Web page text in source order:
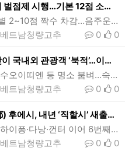
베트남, 운전면허 벌점제 시행…기본 12점 소진시 면허취소
- 위반사례 경중별 2~10점 짝수 차감…음주운전 등 고위험 최고 10점- 차종별 적용, 차감내역 1년간 없어야 원상회복…6개월뒤 필기·실기 재응시새해 첫날 베트남 교통경찰이 교통법규를 위반한 오토바이를 단속하고 있다. 베트남이 올해부터 시행하는 운전면허 벌점제는 차종별(A1, A2, B, C 등) 운전면허 소지자에게 12점을 부여한 뒤, 교통법규 위반 사례별로 점수를 짝수(최저 2점, 최고 10점) 차감하는 방식으로 운영된다. (사진=VnExpress/Gia Chinh)[인사이드비나=하노이, 떤 풍(Tan p…
베트남청량고추 0
0
호치민시, 새해맞이 국내외 관광객 ‘북적’…이틀간 75만명
- 독립궁·책거리·수오이띠엔 등 명소 붐벼…숙박객 13.5만명(외국인 4.1만명)- 올해 내국인 4500만명, 외국인 850만명 유치…관광매출 260조동(102억달러) 목표새해 첫날 호치민시 1군 책거리를 방문한 국내외 관광객들의 모습. 을사년(乙巳年) 새해 첫날 호치민시의 관광명소들이 신년 분위기를 즐기러 나온 인파로 북적였다. 호치민시에 따르면 12월31~1월1일 이틀간 도시를 방문한 국내외 관광객은 75만명에 달했던 것으로 추산된다. (사진=baotintuc)[인사이드비나=호치민, 투 탄(Thu thanh) …
베트남청량고추 0
0
베트남 고도(古都) 후에시, 내년 ‘직할시’ 새출발…국회 승인
- 하노이·호치민·하이퐁·다낭·껀터 이어 6번째 중앙정부 직속도시- 문화정체성 갖춘 스마트 유산도시 개발 가속화쩐 탄 먼 베트남 국회의장(오른쪽 첫번째)이 트어티엔후에성 및 후에시 지도부에게 후에시 직할시 승격에 관한 결의안 증서를 전달하고 있는 모습. 베트남 국회가 후에시 직할시 승격안을 가결함에 따라 후에시는 내년부터 베트남 6번째 직할시로 새롭게 거듭날 예정이다. (사진=baochinhphu)[인사이드비나=다낭, 임용태 기자] 베트남 중부 고도(古都) 후에시(Hue)가 내년 1월1일부터 직할시로 승격된다. 하노이와 호…
베트남청량고추 0
0